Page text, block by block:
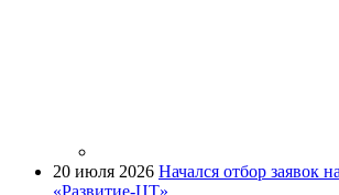
20 июля 2026 Начался отбор заявок
«Развитие-ЦТ»